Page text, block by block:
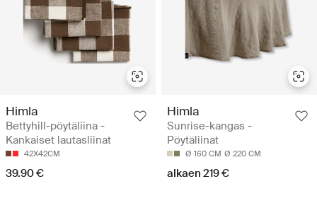
Himla
Bettyhill-pöytäliina -
Kankaiset lautasliinat
42X42CM
39.90 €
Himla
Sunrise-kangas -
Pöytäliinat
Ø 160 CM Ø 220 CM
alkaen 219 €